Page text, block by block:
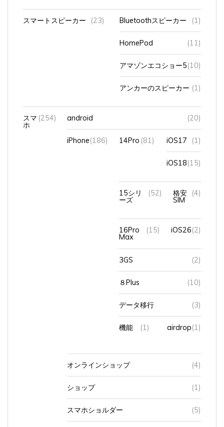
スマートスピーカー (23) Bluetoothスピーカー (1)
HomePod (11)
アマゾンエコショー5(10)
アンカーのスピーカー (1)
スマ
ホ
(254) android (20)
iPhone(186) 14Pro (81) iOS17 (1)
iOS18(15)
15シリ
ーズ
(52) 格安
SIM
(4)
16Pro
Max
(15) iOS26(2)
3GS (2)
８Plus (10)
データ移行 (3)
機能 (1) airdrop(1)
オンラインショップ (4)
ショップ (1)
スマホショルダー (5)